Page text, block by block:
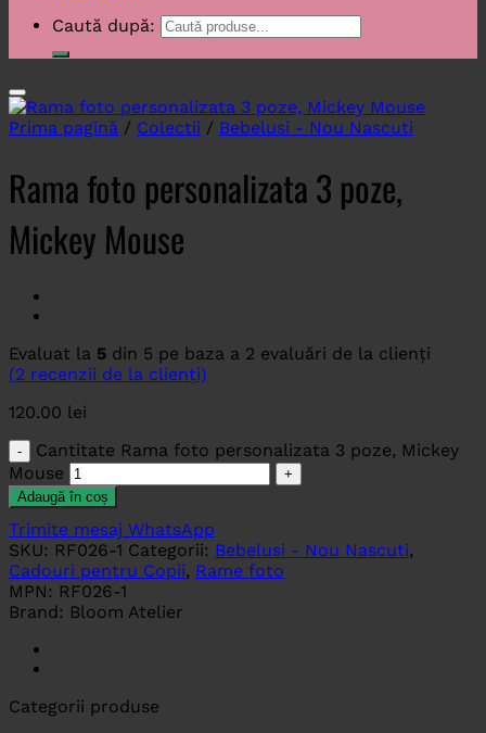
Caută după:
Prima pagină / Colectii / Bebelusi - Nou Nascuti
Rama foto personalizata 3 poze,
Mickey Mouse
Evaluat la 5 din 5 pe baza a 2 evaluări de la clienți
(2 recenzii de la clienți)
120.00 lei
Cantitate Rama foto personalizata 3 poze, Mickey
Mouse
Adaugă în coș
Trimite mesaj WhatsApp
SKU: RF026-1 Categorii: Bebelusi - Nou Nascuti,
Cadouri pentru Copii, Rame foto
MPN: RF026-1
Brand: Bloom Atelier
Categorii produse